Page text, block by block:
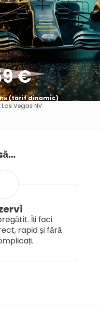
€
(tarif dinamic)
Vezi mai multe
Las Vegas NV
Îți faci
rapid și fără